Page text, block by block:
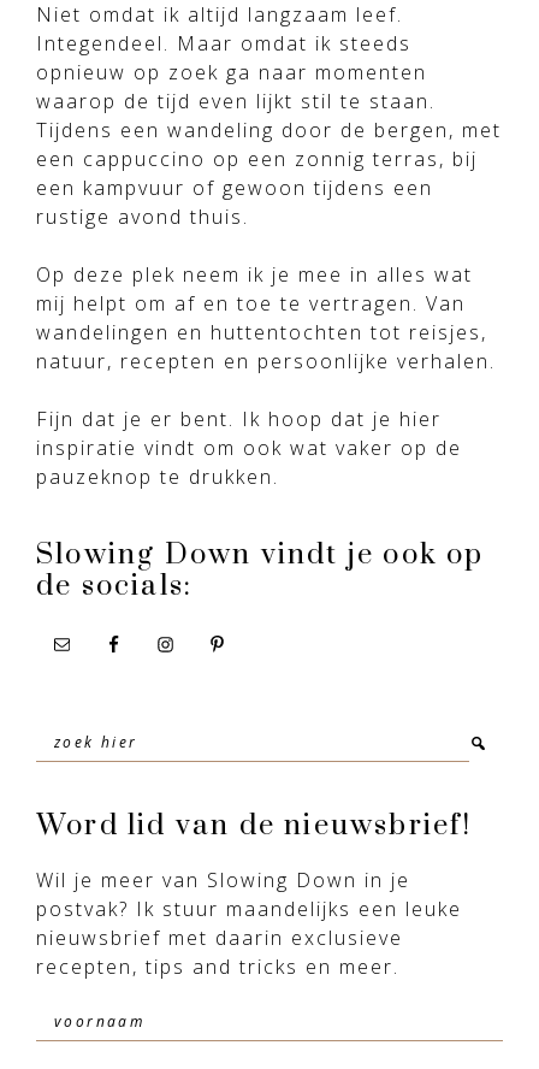
Niet omdat ik altijd langzaam leef.
Integendeel. Maar omdat ik steeds
opnieuw op zoek ga naar momenten
waarop de tijd even lijkt stil te staan.
Tijdens een wandeling door de bergen, met
een cappuccino op een zonnig terras, bij
een kampvuur of gewoon tijdens een
rustige avond thuis.
Op deze plek neem ik je mee in alles wat
mij helpt om af en toe te vertragen. Van
wandelingen en huttentochten tot reisjes,
natuur, recepten en persoonlijke verhalen.
Fijn dat je er bent. Ik hoop dat je hier
inspiratie vindt om ook wat vaker op de
pauzeknop te drukken.
Slowing Down vindt je ook op
de socials:
Zoek
hier
Word lid van de nieuwsbrief!
Wil je meer van Slowing Down in je
postvak? Ik stuur maandelijks een leuke
nieuwsbrief met daarin exclusieve
recepten, tips and tricks en meer.